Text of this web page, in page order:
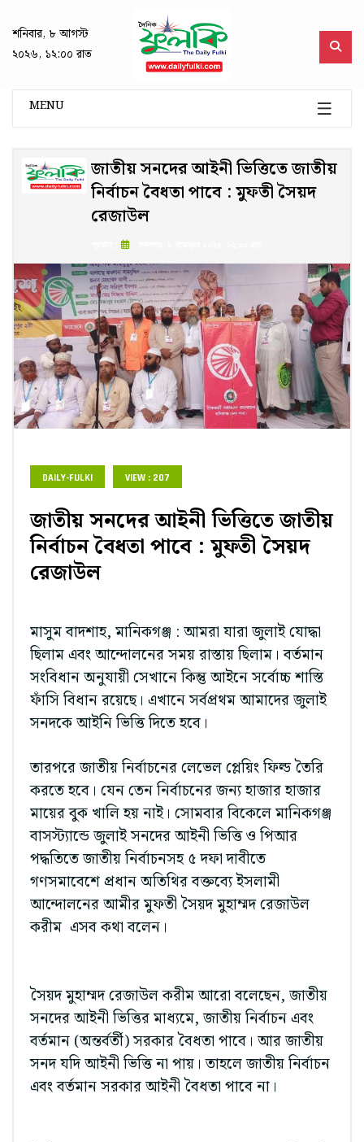
শনিবার, ৮ আগস্ট
২০২৬, ১২:০০ রাত
MENU
জাতীয় সনদের আইনী ভিত্তিতে জাতীয়
নির্বাচন বৈধতা পাবে : মুফতী সৈয়দ
রেজাউল
DAILY-FULKI VIEW : 207
জাতীয় সনদের আইনী ভিত্তিতে জাতীয়
নির্বাচন বৈধতা পাবে : মুফতী সৈয়দ
রেজাউল
মাসুম বাদশাহ, মানিকগঞ্জ : আমরা যারা জুলাই যোদ্ধা
ছিলাম এবং আন্দোলনের সময় রাস্তায় ছিলাম। বর্তমান
সংবিধান অনুযায়ী সেখানে কিন্তু আইনে সর্বোচ্চ শাস্তি
ফাঁসি বিধান রয়েছে। এখানে সর্বপ্রথম আমাদের জুলাই
সনদকে আইনি ভিত্তি দিতে হবে।
তারপরে জাতীয় নির্বাচনের লেভেল প্লেয়িং ফিল্ড তৈরি
করতে হবে। যেন তেন নির্বাচনের জন্য হাজার হাজার
মায়ের বুক খালি হয় নাই। সোমবার বিকেলে মানিকগঞ্জ
বাসস্ট্যান্ডে জুলাই সনদের আইনী ভিত্তি ও পিআর
পদ্ধতিতে জাতীয় নির্বাচনসহ ৫ দফা দাবীতে
গণসমাবেশে প্রধান অতিথির বক্তব্যে ইসলামী
আন্দোলনের আমীর মুফতী সৈয়দ মুহাম্মদ রেজাউল
করীম এসব কথা বলেন।
সৈয়দ মুহাম্মদ রেজাউল করীম আরো বলেছেন, জাতীয়
সনদের আইনী ভিত্তির মাধ্যমে, জাতীয় নির্বাচন এবং
বর্তমান (অন্তর্বর্তী) সরকার বৈধতা পাবে। আর জাতীয়
সনদ যদি আইনী ভিত্তি না পায়। তাহলে জাতীয় নির্বাচন
এবং বর্তমান সরকার আইনী বৈধতা পাবে না।